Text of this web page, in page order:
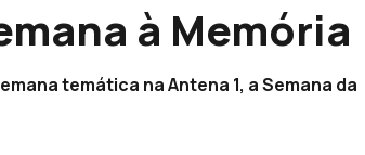
à Memória
temática na Antena 1, a Semana da